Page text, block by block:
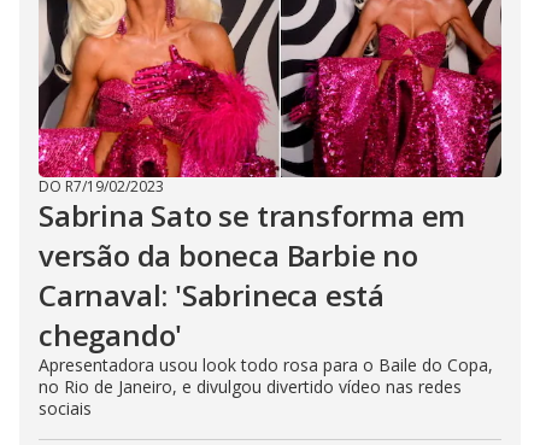
DO R7/19/02/2023
Sabrina Sato se transforma em
versão da boneca Barbie no
Carnaval: 'Sabrineca está
chegando'
Apresentadora usou look todo rosa para o Baile do Copa,
no Rio de Janeiro, e divulgou divertido vídeo nas redes
sociais